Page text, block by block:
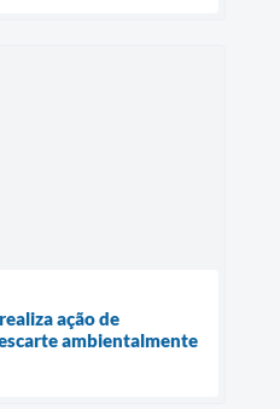
ação de
ambientalmente